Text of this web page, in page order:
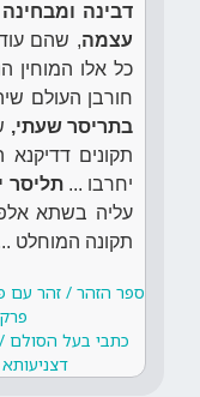
דבינה
עצמה, שהם
כל אלו המוחין
חורבן העולם
בתריסר שעתי,
תקונים דדיקנא
יחרבו ...תליסר
עליה בשתא
תקונה המוחלט
ספר הזהר / זהר עם
כתבי בעל